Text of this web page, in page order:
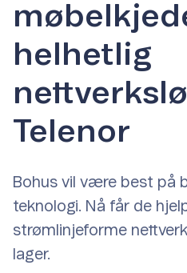
helhetlig
Telenor
Bohus vil være best på
teknologi. Nå får de
strømlinjeforme
lager.